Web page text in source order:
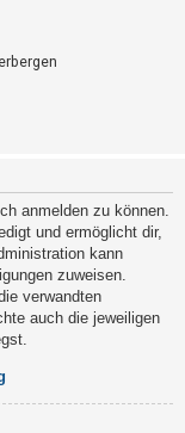
anmelden zu können.
und ermöglicht dir,
kann
zuweisen.
verwandten
auch die jeweiligen